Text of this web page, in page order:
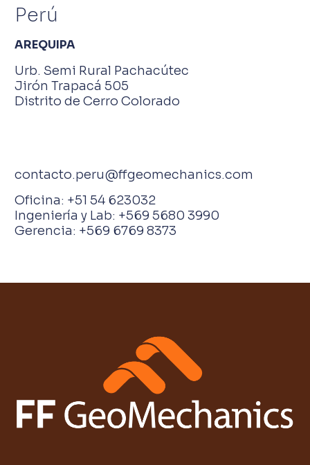
Perú
AREQUIPA
Urb. Semi Rural Pachacútec
Jirón Trapacá 505
Distrito de Cerro Colorado
contacto.peru@ffgeomechanics.com
Oficina: +51 54 623032
Ingeniería y Lab: +569 5680 3990
Gerencia: +569 6769 8373